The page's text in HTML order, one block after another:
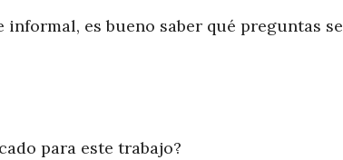
es bueno saber qué preguntas se
para este trabajo?